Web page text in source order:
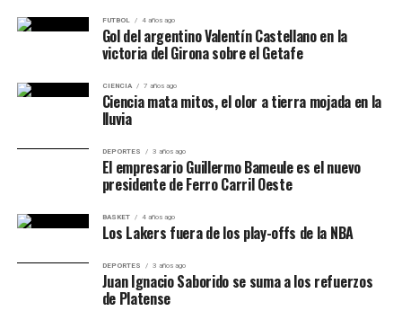
FUTBOL 4 años ago
Gol del argentino Valentín Castellano en la
victoria del Girona sobre el Getafe
CIENCIA 7 años ago
Ciencia mata mitos, el olor a tierra mojada en la
lluvia
DEPORTES 3 años ago
El empresario Guillermo Bameule es el nuevo
presidente de Ferro Carril Oeste
BASKET 4 años ago
Los Lakers fuera de los play-offs de la NBA
DEPORTES 3 años ago
Juan Ignacio Saborido se suma a los refuerzos
de Platense